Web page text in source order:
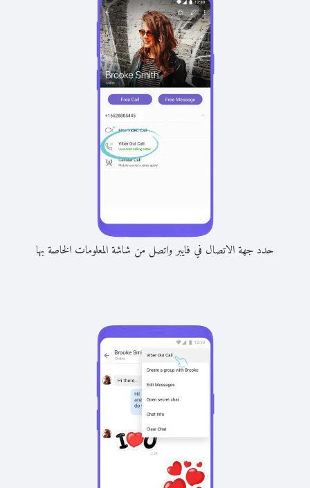
حدد جهة الاتصال في فايبر واتصل من شاشة المعلومات الخاصة بها